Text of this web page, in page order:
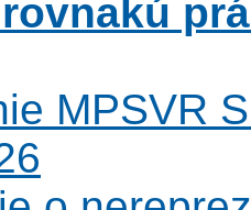
MPSVR